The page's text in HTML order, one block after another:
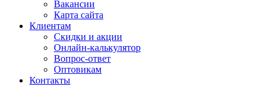
Вакансии
Карта сайта
Клиентам
Скидки и акции
Онлайн-калькулятор
Вопрос-ответ
Оптовикам
Контакты